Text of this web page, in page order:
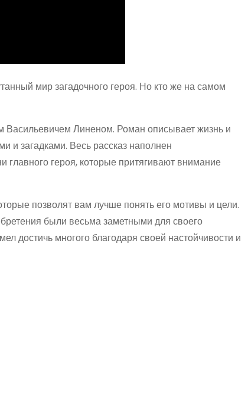
мир загадочного героя. Но кто же на самом
Васильевичем Линеном. Роман описывает жизнь и
и загадками. Весь рассказ наполнен
героя, которые притягивают внимание
позволят вам лучше понять его мотивы и цели.
были весьма заметными для своего
достичь многого благодаря своей настойчивости и